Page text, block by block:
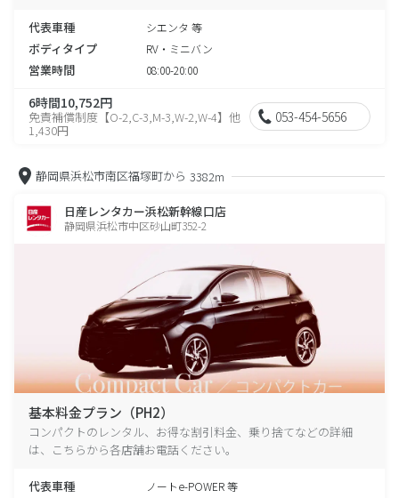
代表車種 シエンタ 等
ボディタイプ RV・ミニバン
営業時間 08:00-20:00
6時間10,752円
免責補償制度【O-2,C-3,M-3,W-2,W-4】他
1,430円
053-454-5656
静岡県浜松市南区福塚町から 3382m
日産レンタカー浜松新幹線口店
静岡県浜松市中区砂山町352-2
基本料金プラン（PH2）
コンパクトのレンタル、お得な割引料金、乗り捨てなどの詳細
は、こちらから各店舗お電話ください。
代表車種 ノートe-POWER 等